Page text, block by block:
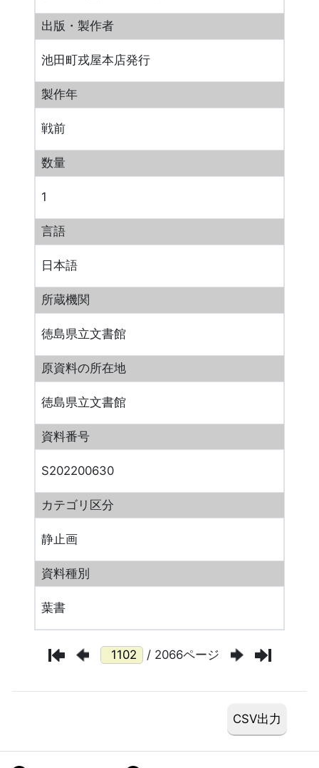
出版・製作者
池田町戎屋本店発行
製作年
戦前
数量
1
言語
日本語
所蔵機関
徳島県立文書館
原資料の所在地
徳島県立文書館
資料番号
S202200630
カテゴリ区分
静止画
資料種別
葉書
/ 2066ページ